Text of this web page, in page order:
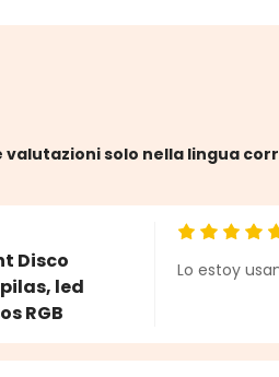
valutazioni solo nella lingua
Disco
led
RGB
Valutazione
Lo estoy